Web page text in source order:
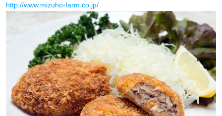
http://www.mizuho-farm.co.jp/